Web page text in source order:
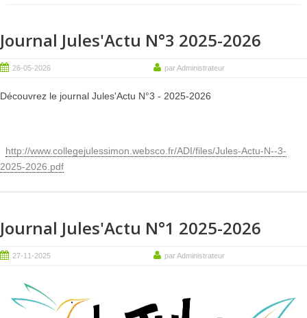
Journal Jules'Actu N°3 2025-2026
26-05-2026 par Administrateur
Découvrez le journal Jules'Actu N°3 - 2025-2026
http://www.collegejulessimon.websco.fr/ADI/files/Jules-Actu-N--3-
2025-2026.pdf
Journal Jules'Actu N°1 2025-2026
27-11-2025 par Administrateur